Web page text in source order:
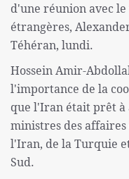
d'une réunion avec
étrangères,
Téhéran, lundi.
Hossein Amir-
l'importance de la
que l'Iran était prêt
ministres des affaires
l'Iran, de la Turquie
Sud.